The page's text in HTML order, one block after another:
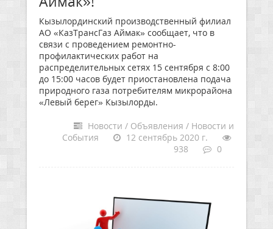
Кызылординский производственный филиал
АО «КазТрансГаз Аймак» сообщает, что в
связи с проведением ремонтно-
профилактических работ на
распределительных сетях 15 сентября с 8:00
до 15:00 часов будет приостановлена подача
природного газа потребителям микрорайона
«Левый берег» Кызылорды.
Новости / Объявления / Новости и
События
12 сентябрь 2020 г.
938
0